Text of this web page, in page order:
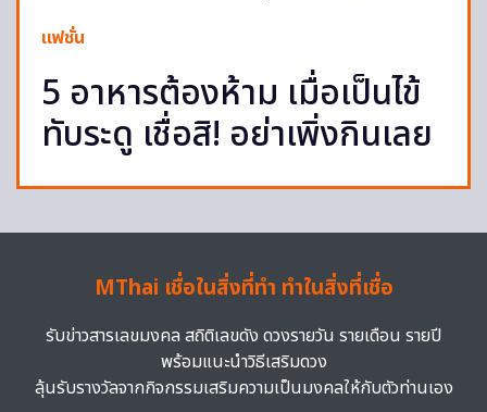
แฟชั่น
5 อาหารต้องห้าม เมื่อเป็นไข้
ทับระดู เชื่อสิ! อย่าเพิ่งกินเลย
MThai เชื่อในสิ่งที่ทำ ทำในสิ่งที่เชื่อ
รับข่าวสารเลขมงคล สถิติเลขดัง ดวงรายวัน รายเดือน รายปี
พร้อมแนะนำวิธีเสริมดวง
ลุ้นรับรางวัลจากกิจกรรมเสริมความเป็นมงคลให้กับตัวท่านเอง